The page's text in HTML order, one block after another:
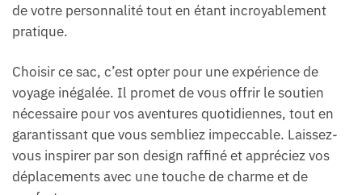
de votre personnalité tout en étant incroyablement
pratique.
Choisir ce sac, c’est opter pour une expérience de
voyage inégalée. Il promet de vous offrir le soutien
nécessaire pour vos aventures quotidiennes, tout en
garantissant que vous sembliez impeccable. Laissez-
vous inspirer par son design raffiné et appréciez vos
déplacements avec une touche de charme et de